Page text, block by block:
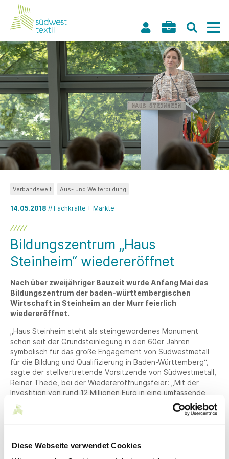
Diese Webseite verwendet Cookies
14.05.2018 // Fachkräfte + Märkte
Verbandswelt Aus- und Weiterbildung
Bildungszentrum „Haus
Steinheim“ wiedereröffnet
Nach über zweijähriger Bauzeit wurde Anfang Mai das
Bildungszentrum der baden-württembergischen
Wirtschaft in Steinheim an der Murr feierlich
wiedereröffnet.
„Haus Steinheim steht als steingewordenes Monument
schon seit der Grundsteinlegung in den 60er Jahren
symbolisch für das große Engagement von Südwestmetall
für die Bildung und Qualifizierung in Baden-Württemberg“,
sagte der stellvertretende Vorsitzende von Südwestmetall,
Reiner Thede, bei der Wiedereröffnungsfeier: „Mit der
Investition von rund 12 Millionen Euro in eine umfassende
Erweiterung und Erneuerung von Haus Steinheim bekennt
sich Südwestmetall eindeutig zu diesem Traditionsstandort.“
trainiert und gelernt, erläuterte Thede: „Seit über 45 Jahren